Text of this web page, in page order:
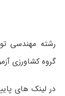
گروه کشاورزی
در لینک های